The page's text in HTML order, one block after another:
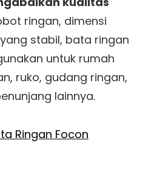
ringan, dimensi
stabil, bata ringan
untuk rumah
ruko, gudang ringan,
lainnya.
Ringan Focon